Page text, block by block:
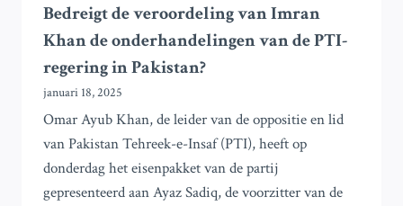
Bedreigt de veroordeling van Imran
Khan de onderhandelingen van de PTI-
regering in Pakistan?
januari 18, 2025
Omar Ayub Khan, de leider van de oppositie en lid
van Pakistan Tehreek-e-Insaf (PTI), heeft op
donderdag het eisenpakket van de partij
gepresenteerd aan Ayaz Sadiq, de voorzitter van de